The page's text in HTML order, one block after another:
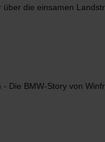
über die einsamen
Die BMW-Story von